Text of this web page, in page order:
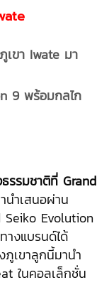
เขา Iwate มา
9 พร้อมกลไก
รรมชาติที่ Grand
ำเสนอผ่าน
Seiko Evolution
างแบรนด์ได้
เขาลูกนี้มานำ
ในคอลเล็กชั่น